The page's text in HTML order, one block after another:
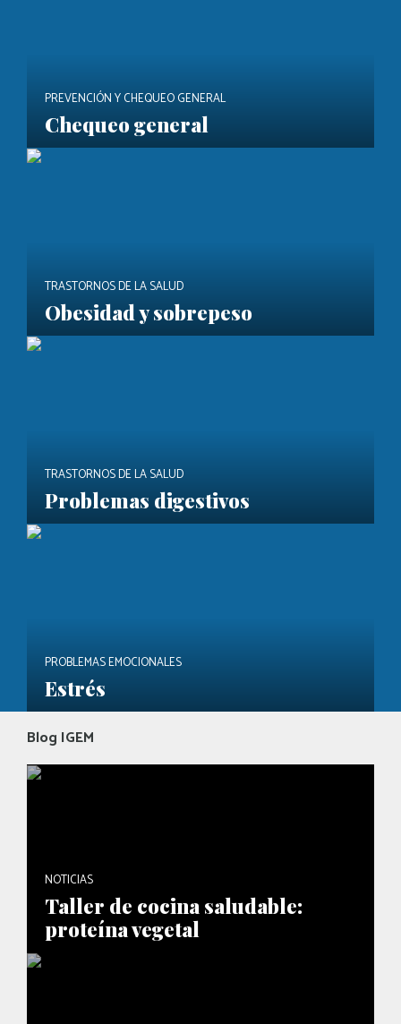
PREVENCIÓN Y CHEQUEO GENERAL
Chequeo general
TRASTORNOS DE LA SALUD
Obesidad y sobrepeso
TRASTORNOS DE LA SALUD
Problemas digestivos
PROBLEMAS EMOCIONALES
Estrés
Blog IGEM
NOTICIAS
Taller de cocina saludable:
proteína vegetal